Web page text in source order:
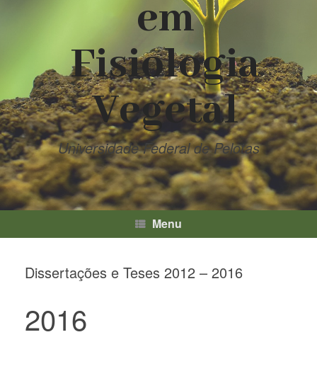
em
Fisiologia
Vegetal
Universidade Federal de Pelotas
Menu
Dissertações e Teses 2012 – 2016
2016